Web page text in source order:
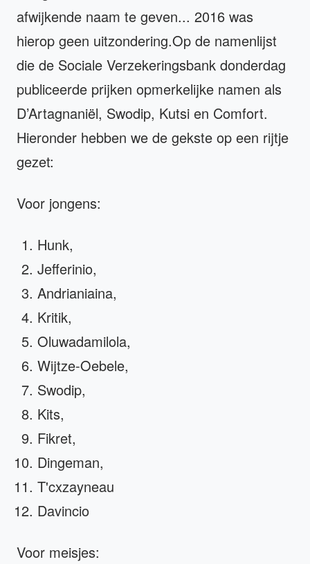
afwijkende naam te geven... 2016 was
hierop geen uitzondering.Op de namenlijst
die de Sociale Verzekeringsbank donderdag
publiceerde prijken opmerkelijke namen als
D’Artagnaniël, Swodip, Kutsi en Comfort.
Hieronder hebben we de gekste op een rijtje
gezet:
Voor jongens:
Hunk,
Jefferinio,
Andrianiaina,
Kritik,
Oluwadamilola,
Wijtze-Oebele,
Swodip,
Kits,
Fikret,
Dingeman,
T'cxzayneau
Davincio
Voor meisjes: